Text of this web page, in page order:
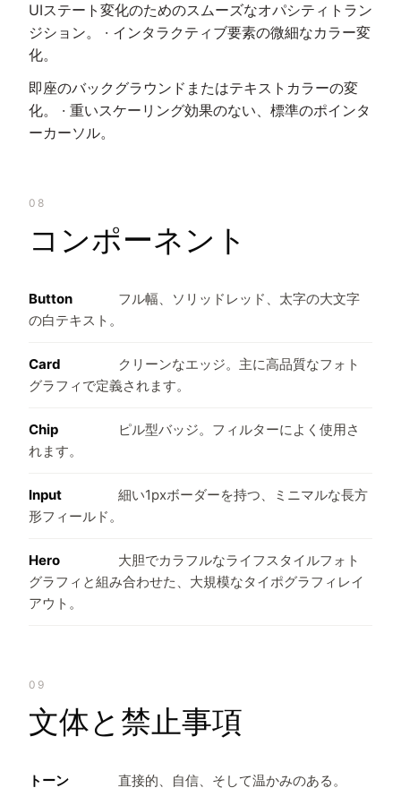
UIステート変化のためのスムーズなオパシティトラン
ジション。 · インタラクティブ要素の微細なカラー変
化。
即座のバックグラウンドまたはテキストカラーの変
化。 · 重いスケーリング効果のない、標準のポインタ
ーカーソル。
08
コンポーネント
Button
フル幅、ソリッドレッド、太字の大文字
の白テキスト。
Card
クリーンなエッジ。主に高品質なフォト
グラフィで定義されます。
Chip
ピル型バッジ。フィルターによく使用さ
れます。
Input
細い1pxボーダーを持つ、ミニマルな長方
形フィールド。
Hero
大胆でカラフルなライフスタイルフォト
グラフィと組み合わせた、大規模なタイポグラフィレイ
アウト。
09
文体と禁止事項
トーン 直接的、自信、そして温かみのある。